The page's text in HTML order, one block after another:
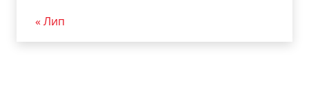
« Лип